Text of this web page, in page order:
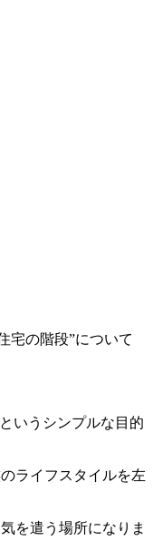
宅の階段”について
いうシンプルな目的
ライフスタイルを左
を遣う場所になりま